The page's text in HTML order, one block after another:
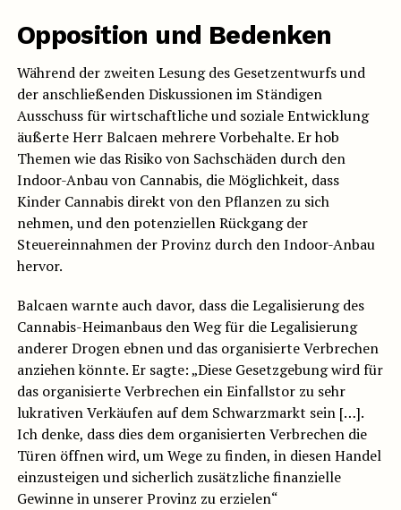
Opposition und Bedenken
Während der zweiten Lesung des Gesetzentwurfs und
der anschließenden Diskussionen im Ständigen
Ausschuss für wirtschaftliche und soziale Entwicklung
äußerte Herr Balcaen mehrere Vorbehalte. Er hob
Themen wie das Risiko von Sachschäden durch den
Indoor-Anbau von Cannabis, die Möglichkeit, dass
Kinder Cannabis direkt von den Pflanzen zu sich
nehmen, und den potenziellen Rückgang der
Steuereinnahmen der Provinz durch den Indoor-Anbau
hervor.
Balcaen warnte auch davor, dass die Legalisierung des
Cannabis-Heimanbaus den Weg für die Legalisierung
anderer Drogen ebnen und das organisierte Verbrechen
anziehen könnte. Er sagte: „Diese Gesetzgebung wird für
das organisierte Verbrechen ein Einfallstor zu sehr
lukrativen Verkäufen auf dem Schwarzmarkt sein […].
Ich denke, dass dies dem organisierten Verbrechen die
Türen öffnen wird, um Wege zu finden, in diesen Handel
einzusteigen und sicherlich zusätzliche finanzielle
Gewinne in unserer Provinz zu erzielen“